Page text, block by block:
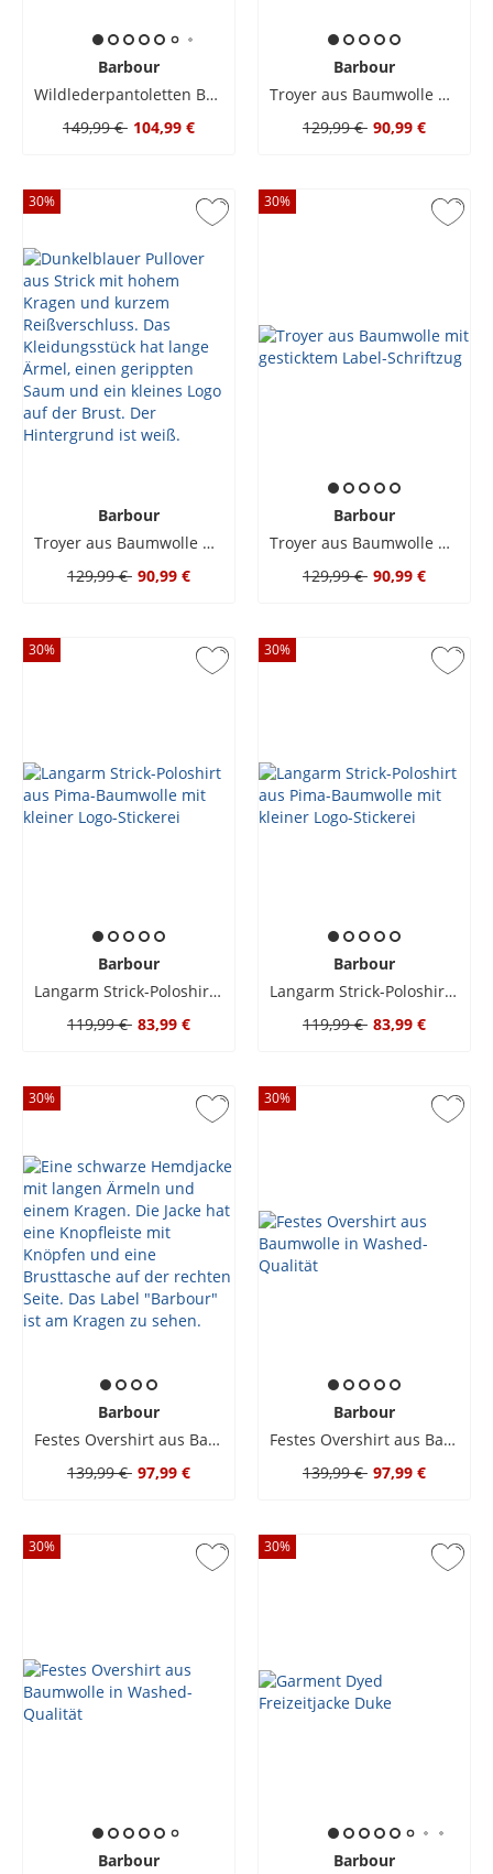
Barbour
Wildlederpantoletten Bowman
149,99 € 104,99 €
Barbour
Troyer aus Baumwolle mit gesticktem Label-Schriftzug
129,99 € 90,99 €
30%
Barbour
Troyer aus Baumwolle mit gesticktem Label-Schriftzug
129,99 € 90,99 €
30%
Barbour
Troyer aus Baumwolle mit gesticktem Label-Schriftzug
129,99 € 90,99 €
30%
Barbour
Langarm Strick-Poloshirt aus Pima-Baumwolle mit kleiner Logo-Stickerei
119,99 € 83,99 €
30%
Barbour
Langarm Strick-Poloshirt aus Pima-Baumwolle mit kleiner Logo-Stickerei
119,99 € 83,99 €
30%
Barbour
Festes Overshirt aus Baumwolle in Washed-Qualität
139,99 € 97,99 €
30%
Barbour
Festes Overshirt aus Baumwolle in Washed-Qualität
139,99 € 97,99 €
30%
Barbour
30%
Barbour